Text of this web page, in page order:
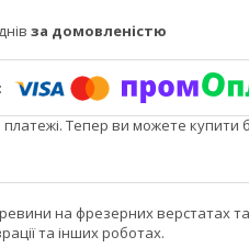
за домовленістю
платежі. Тепер ви можете купити
на фрезерних верстатах
та інших роботах.